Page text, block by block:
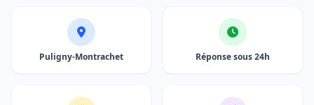
Puligny-Montrachet Réponse sous 24h